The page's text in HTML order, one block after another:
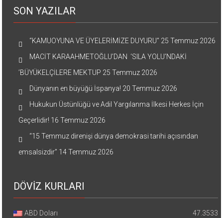
SON YAZILAR
“KAMUOYUNA VE ÜYELERİMİZE DUYURU” 25 Temmuz 2026
MACİT KARAAHMETOĞLU’DAN ‘SILA YOLU’NDAKİ
’BÜYÜKELÇİLERE MEKTUP 25 Temmuz 2026
Dünyanın en büyüğü İspanya! 20 Temmuz 2026
Hukukun Üstünlüğü ve Adil Yargılanma İlkesi Herkes İçin
Geçerlidir! 16 Temmuz 2026
“15 Temmuz direnişi dünya demokrasi tarihi açısından
emsalsizdir” 14 Temmuz 2026
DÖVİZ KURLARI
ABD Doları
47.3533